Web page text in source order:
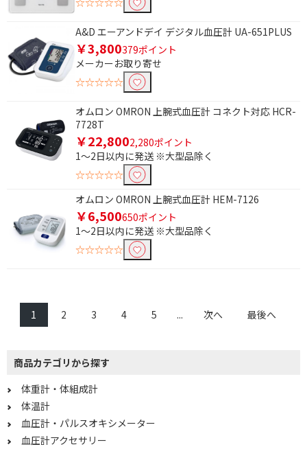
A&D エーアンドデイ デジタル血圧計 UA-651PLUS
￥3,800379ポイント
メーカーお取り寄せ
☆☆☆☆☆
オムロン OMRON 上腕式血圧計 コネクト対応 HCR-
7728T
￥22,8002,280ポイント
1～2日以内に発送 ※大型品除く
☆☆☆☆☆
オムロン OMRON 上腕式血圧計 HEM-7126
￥6,500650ポイント
1～2日以内に発送 ※大型品除く
☆☆☆☆☆
1 2 3 4 5 ... 次へ 最後へ
商品カテゴリから探す
体重計・体組成計
体温計
血圧計・パルスオキシメーター
血圧計アクセサリー
体脂肪率測定機能あり
登録人数で絞り込む
4人
BMI測定機能で絞り込む
BMI測定機能あり
血圧計種類で絞り込む
上腕（アームイン）式
上腕（カフ）式
正確測定サポート機能で絞り込む